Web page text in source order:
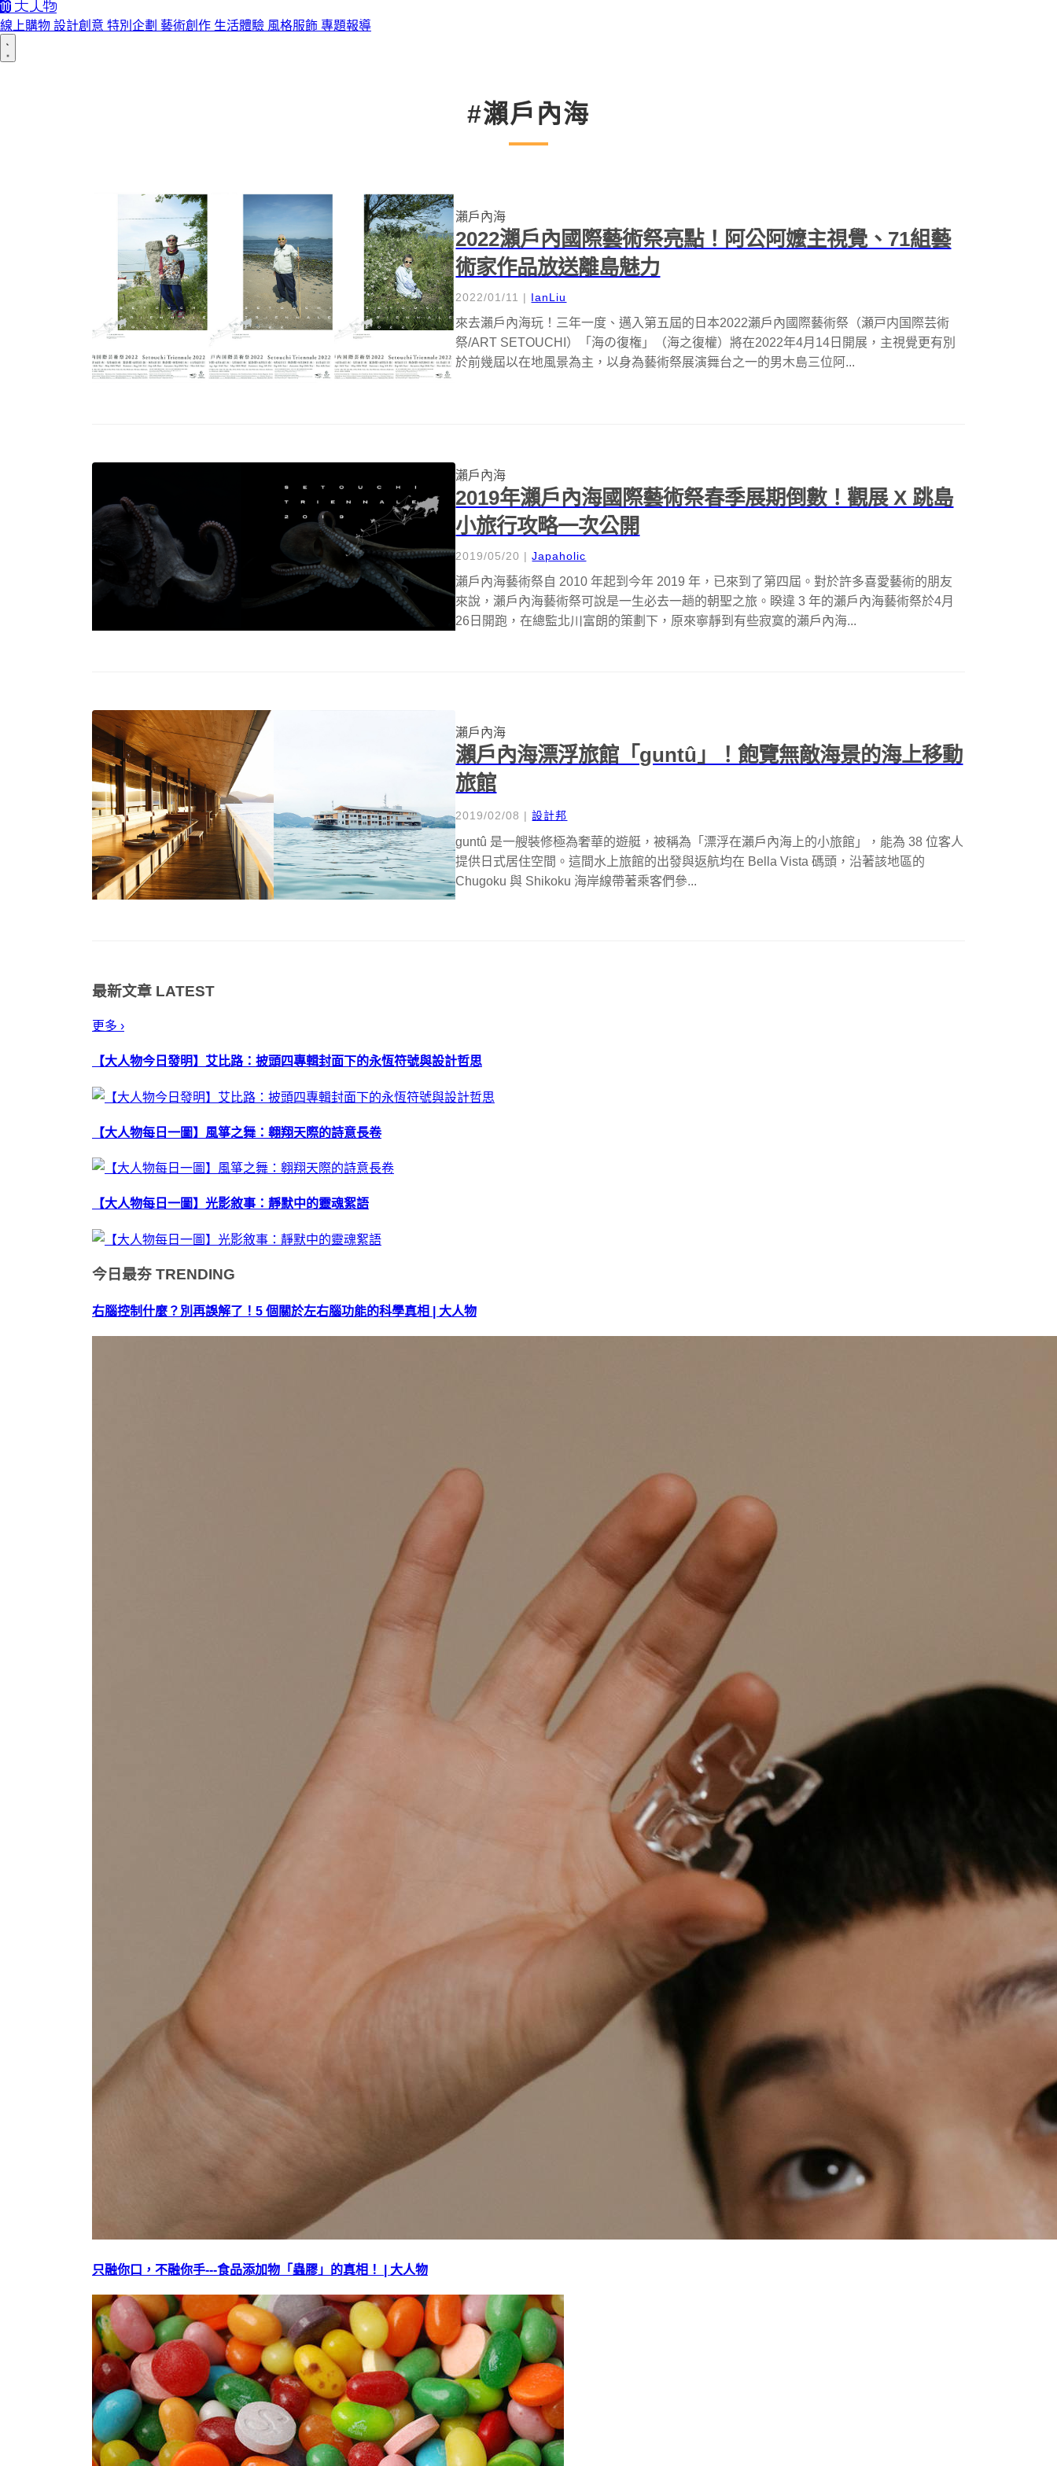
線上購物 設計創意 特別企劃 藝術創作 生活體驗 風格服飾 專題報導
#瀨戶內海
瀨戶內海
2022瀨戶內國際藝術祭亮點！阿公阿嬤主視覺、71組藝
術家作品放送離島魅力
2022/01/11 | IanLiu
來去瀨戶內海玩！三年一度、邁入第五屆的日本2022瀨戶內國際藝術祭（瀬戸内国際芸術
祭/ART SETOUCHI）「海の復権」（海之復權）將在2022年4月14日開展，主視覺更有別
於前幾屆以在地風景為主，以身為藝術祭展演舞台之一的男木島三位阿...
瀨戶內海
2019年瀨戶內海國際藝術祭春季展期倒數！觀展 X 跳島
小旅行攻略一次公開
2019/05/20 |Japaholic
瀨戶內海藝術祭自 2010 年起到今年 2019 年，已來到了第四屆。對於許多喜愛藝術的朋友
來說，瀨戶內海藝術祭可說是一生必去一趟的朝聖之旅。睽違 3 年的瀨戶內海藝術祭於4月
26日開跑，在總監北川富朗的策劃下，原來寧靜到有些寂寞的瀨戶內海...
瀨戶內海
瀨戶內海漂浮旅館「guntû」！飽覽無敵海景的海上移動
旅館
2019/02/08 |設計邦
guntû 是一艘裝修極為奢華的遊艇，被稱為「漂浮在瀨戶內海上的小旅館」，能為 38 位客人
提供日式居住空間。這間水上旅館的出發與返航均在 Bella Vista 碼頭，沿著該地區的
Chugoku 與 Shikoku 海岸線帶著乘客們參...
最新文章 LATEST
更多 ›
【大人物今日發明】艾比路：披頭四專輯封面下的永恆符號與設計哲思
【大人物每日一圖】風箏之舞：翱翔天際的詩意長卷
【大人物每日一圖】光影敘事：靜默中的靈魂絮語
今日最夯 TRENDING
右腦控制什麼？別再誤解了！5 個關於左右腦功能的科學真相 | 大人物
只融你口，不融你手---食品添加物「蟲膠」的真相！ | 大人物